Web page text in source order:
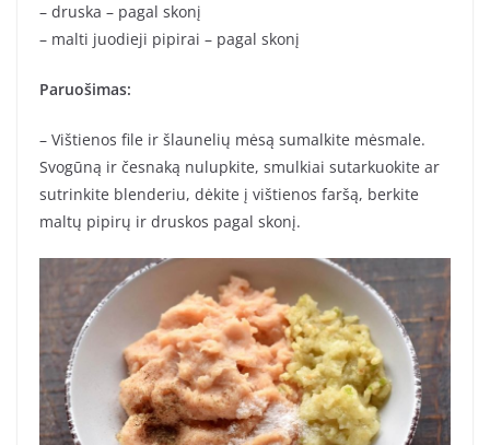
– druska – pagal skonį
– malti juodieji pipirai – pagal skonį
Paruošimas:
– Vištienos file ir šlaunelių mėsą sumalkite mėsmale.
Svogūną ir česnaką nulupkite, smulkiai sutarkuokite ar
sutrinkite blenderiu, dėkite į vištienos faršą, berkite
maltų pipirų ir druskos pagal skonį.